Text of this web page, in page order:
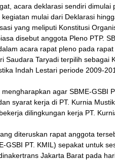
acara deklarasi sendiri
mulai dari Deklarasi
yang meliputi Konstitusi
disebut anggota Pleno PTP.
acara rapat pleno pada
Saudara Taryadi terpilih sebagai
Indah Lestari periode 2009-
agar SBME-GSBI
syarat kerja di PT. Kurnia
dilingkungan kerja PT.
diteruskan rapat anggota
GSBI PT. KMIL) sepakat untuk
Jakarta Barat pada